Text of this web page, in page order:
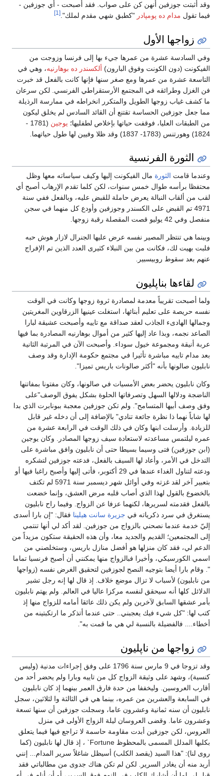
وقد أثبتت جوزفين أنهن كن على صواب. فقد أصبحت - أي جوزفين -
فيما تقول مدام ده پومپادر "كطبق شهي مقدم لملك".[1]
زواجها الأول
وفي السادسة عشرة من عمرها جيء بها إلى فرنسا وزوجت من
الفيكونت (دون الكونت وفوق البارون) ألكسندر ده بوهارنيه، وهي في
التاسعة عشرة من عمرها ومع صغر سنها فإنها كانت بالفعل قد خبرت
فن الغزل وطرائقه في المجتمع الأرستقراطي الفرنسي. لكن سرعان
ما كشف غياب زوجها الطويل والمتكرر انخراطه في ممارسة الرذيلة
مما جعل جوزفين الحساسة تقتنع أن القائد السادس لم يخلق ليكون
من الطبقات العليا، فوقفت حياتها بإخلاص لطفليها؛ يوجين
(1781 -
1824) وهورتنس (1783- 1837) وقد ظلا وفيين لها طول حياتهما.
الثورة الفرنسية
وعندما قامت الثورة مال الفيكونت إليها وكيف سياساته معها وظل
محتفظا برأسه طوال خمس سنوات، لكن كلما تقدم الإرهاب أصبح أي
لقب من ألقاب النبالة يعرض حاملة للقبض عليه، وبالفعل ففي سنة
4971 تم القبض على الكسندر وجوزفين وأودع كل منهما في سجن
منفصل وفي 42 يوليو قصت المقصلة رقبة زوجها.
وبينما هي تنتظر المصير نفسه عرض عليها الجنرال لازار هوش حبه
فلبت بهيت لك، فكانت من بين النبلاء كثيرى العدد الذين تم الإفراج
عنهم بعد سقوط روبيسبير.
لقاءها بناپليون
ولما أصبحت تقريباً معدمة لمصادرة ثروة زوجها وكانت في الوقت
نفسه حريصة على تعليم أبنائها، استغلت عينيها الزرقاوين المغريتين
وجمالها الهادىء الجاذب لعقد صداقة مع تاييه وأصبحت عشيقة لبارا
الصاعد نجمه، وبذا عاد إليها كثير من أموال بوهارنيه المصادرة بما فيها
عربة أنيقة ومجموعة خيول سوداء. وأصبحت الآن في المرتبة الثانية
بعد مدام تاييه مباشرة تأثيرا في مجتمع حكومة الإدارة وقد وصف
نابليون صالونها بأنه "أكثر صالونات باريس تميزا".
وكان نابليون يحضر بعض الأمسيات في صالونها، وكان مفتونا بمفاتنها
الناضجة ودلالها السهل وتصرفاتها الحلوة بشكل يفوق الوصف"على
وفق وصف أبيها المتسامح". ولم تكن جوزفين معجبة ببونابرت الذي بدا
لها شاباً نهما ذا نظرة جائعة تنادي" بالإضافة إلى أن دخله غير قابل
للزيادة. وأرسلت ابنها وكان في ذلك الوقت في الرابعة عشرة من
عمره ليلتمس مساعدته لاستعادة سيف زوجها المصادر. وكان يوجين
(ابن جوزفين) فتى وسيما بسيطا حتى أن نابليون وافق مباشرة على
التدخل في الأمر، وأعاد لها السيف بالفعل، فدعته جوزفين لتشكره
ودعته لتناول الغداء عندها في 29 أكتوبر، فأتى إليها وأصبح راغبا فيها أو
بتعبير آخر لقد غزته وفي أوائل شهر ديسمبر سنة 5971 لم تكتف
بالخضوع بالقول لهذا الذي أصاب قلبه مرض العشق، وإنما خضعت
بالفعل فقدمته لسريرها، لكنهما عزفا عن الزواج. وفيما راح نابليون
يستغرق في سرد ذكرياته في جزيرة سانت هيلينا فقال: "إن بارا أسدى
إليّ خدمة عندما نصحني بالزواج من جوزفين. لقد أكد لي أنها تنتمي
إلى المجتمعين؛ القديم والجديد معا، وأن هذه الحقيقة ستكون مزيداً من
الدعم لي، فقد كان منزلها هو أفضل منازل باريس، وستخلصني من
اسمي الكورسيكي، وأخيرا فبالزواج منها يمكنني أن أصبح فرنسيا تماما
". وقام بارا أيضا بتوجيه النصح لجوزفين لتحقيق الغرض نفسه (زواجها
من نابليون) لأسباب لا تزال موضع خلاف. إذ قال لها إنه رجل تشير
الدلائل كلها أنه سيحقق لنفسه مركزا عاليا في العالم. ولم يهتم نابليون
بأمر عشقها السابق لآخرين ولم يكن ذلك عائقا أمامه للزواج منها إذ
كتب لها: "كل شيء فيك يعجبني.. حتى عندما أتذكر ما ارتكبتينه من
أخطاء.... فالفضيلة بالنسبة لي هي ما قمت به".
زواجها من ناپليون
وقد تزوجا في 9 مارس سنة 1796 على وفق إجراءات مدنية (وليس
كنسية)، وشهد على وثيقة الزواج كل من تاييه وبارا ولم يحضر أحد من
أقارب العروسين. وليخففا من حدة فارق العمر بينهما إذ كان نابليون
في السابعة والعشرين من عمره، بينما هي في الثالثة وا لثلاثين، سجل
نابليون أن سنه ثمانية وعشرون عاما، وسجلت جوزفين أن سنها تسعة
وعشرون عاما. وقضى العروسان ليلة الزواج الأولى في منزل
العروس، لكن جوزفين أبدت مقاومة حاسمة لا تراجع فيها فيما يتعلق
بكلبها المدلل المسمى بالمحظوظ Fortune` ، إذ قال لها نابليون (كما
روى لنا): "هذا السيد (يقصد الكلب) أسيظل شاغلاً سرير المدام... إنني
أريد منه أن يغادر السرير. لكن لم تكن هناك جدوى من مطالباتي فقد